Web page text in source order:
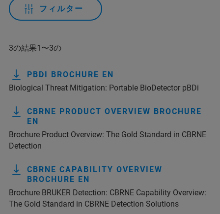
フィルター
3の結果1〜3の
PBDI BROCHURE EN
Biological Threat Mitigation: Portable BioDetector pBDi
CBRNE PRODUCT OVERVIEW BROCHURE
EN
Brochure Product Overview: The Gold Standard in CBRNE
Detection
CBRNE CAPABILITY OVERVIEW
BROCHURE EN
Brochure BRUKER Detection: CBRNE Capability Overview:
The Gold Standard in CBRNE Detection Solutions